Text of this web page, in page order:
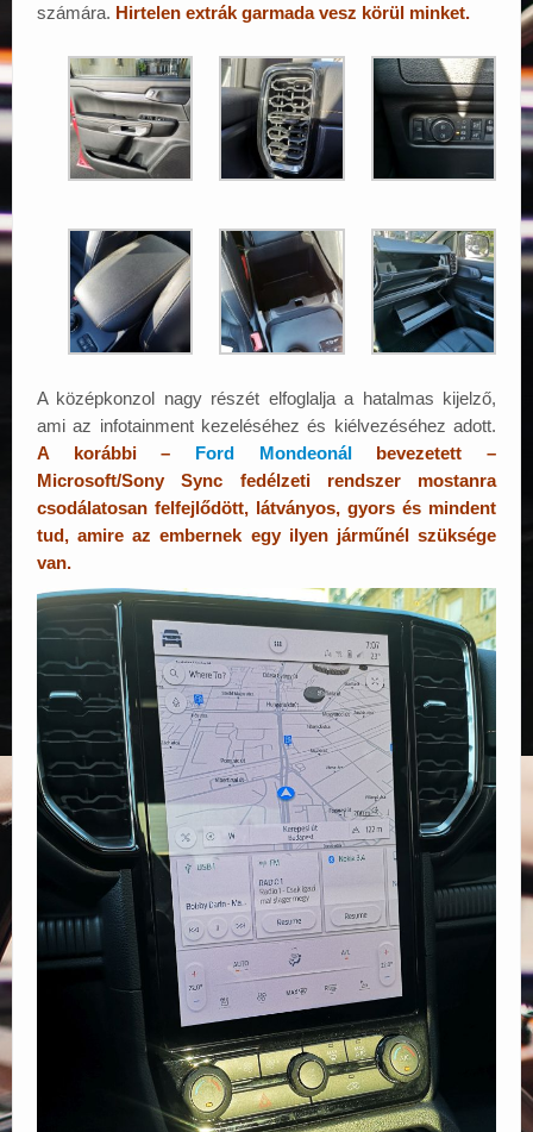
számára. Hirtelen extrák garmada vesz körül minket.
A középkonzol nagy részét elfoglalja a hatalmas kijelző,
ami az infotainment kezeléséhez és kiélvezéséhez adott.
A korábbi – Ford Mondeonálbevezetett –
Microsoft/Sony Sync fedélzeti rendszer mostanra
csodálatosan felfejlődött, látványos, gyors és mindent
tud, amire az embernek egy ilyen járműnél szüksége
van.